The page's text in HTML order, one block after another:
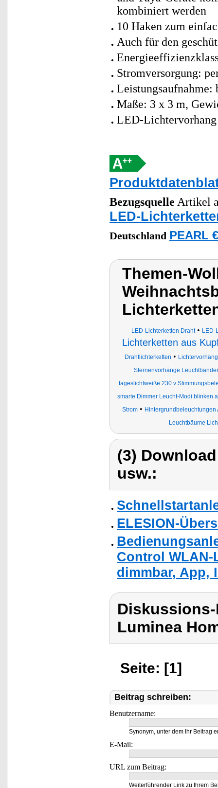
kombiniert werden
10 Haken zum
Auch für den
Stromversorgung:
Leistungsaufnahme:
Maße: 3 x 3 m,
LED-
Bezugsquelle Artikel
LED-
Deutschland PEARL
Themen-
LED-Lichterketten Draht• LED-
Lichterketten aus
Drahtlichterketten •
Sternenvorhänge
tageslichtweiße 230 v
smarte Dimmer Leucht-Modi blinken
Strom •
Leuchtbäume
(3)
usw.:
ELESION-
Control WLAN-
dimmbar, App,
Luminea
Seite: [1]
Beitrag schreiben:
Benutzername:
Synonym, unter dem Ihr Beitrag
E-Mail:
URL zum Beitrag:
Weiterführender Link zu Ihrem